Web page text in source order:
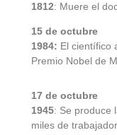
1812: Muere el
15 de octubre
1984: El científico
Premio Nobel de
17 de octubre
1945: Se produce
miles de